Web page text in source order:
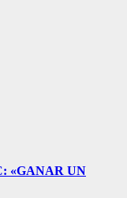
«GANAR UN